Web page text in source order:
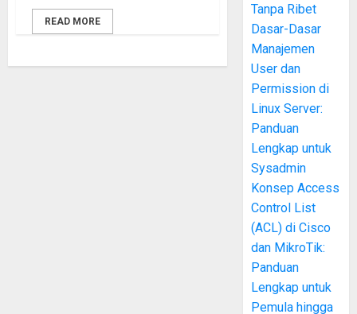
READ MORE
Tanpa Ribet
Dasar-Dasar
Manajemen
User dan
Permission di
Linux Server:
Panduan
Lengkap untuk
Sysadmin
Konsep Access
Control List
(ACL) di Cisco
dan MikroTik:
Panduan
Lengkap untuk
Pemula hingga